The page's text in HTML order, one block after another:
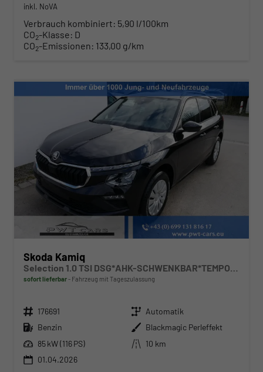
inkl. NoVA
Verbrauch kombiniert: 5,90 l/100km
CO2-Klasse: D
CO2-Emissionen: 133,00 g/km
Skoda Kamiq
Selection 1.0 TSI DSG*AHK-SCHWENKBAR*TEMPOMAT*PDC-HINTEN*KEYLESS-GO*SHZ*
sofort lieferbar Fahrzeug mit Tageszulassung
Fahrzeugnr. 176691 Getriebe Automatik
Kraftstoff Benzin Außenfarbe Blackmagic Perleffekt
Leistung 85 kW (116 PS) Kilometerstand
10 km
01.04.2026